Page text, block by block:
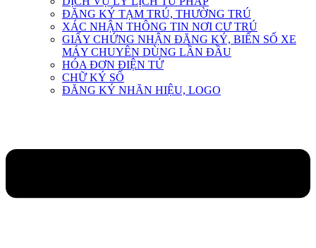
ĐĂNG KÝ TẠM TRÚ, THƯỜNG TRÚ
XÁC NHẬN THÔNG TIN NƠI CƯ TRÚ
GIẤY CHỨNG NHẬN ĐĂNG KÝ, BIỂN SỐ XE
MÁY CHUYÊN DÙNG LẦN ĐẦU
HÓA ĐƠN ĐIỆN TỬ
CHỮ KÝ SỐ
ĐĂNG KÝ NHÃN HIỆU, LOGO